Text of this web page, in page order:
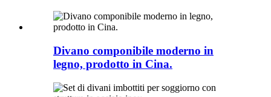
Divano componibile moderno in
legno, prodotto in Cina.